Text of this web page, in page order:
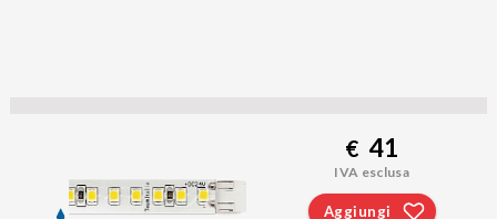
€ 41
IVA esclusa
Aggiungi